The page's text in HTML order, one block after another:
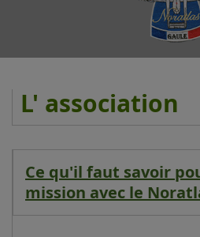
L' association
Ce qu'il faut savoir
mission avec le